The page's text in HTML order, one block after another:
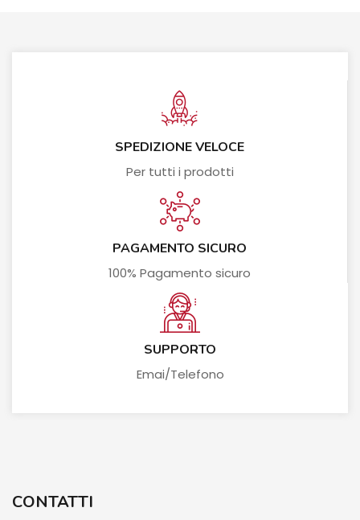
SPEDIZIONE VELOCE
Per tutti i prodotti
PAGAMENTO SICURO
100% Pagamento sicuro
SUPPORTO
Emai/Telefono
CONTATTI